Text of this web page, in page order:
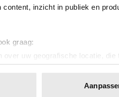
content, inzicht in publiek en
graag:
over uw geografische locatie,
door het actief te scannen op
of intrekken in de